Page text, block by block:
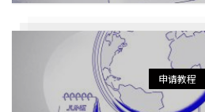
申请教程